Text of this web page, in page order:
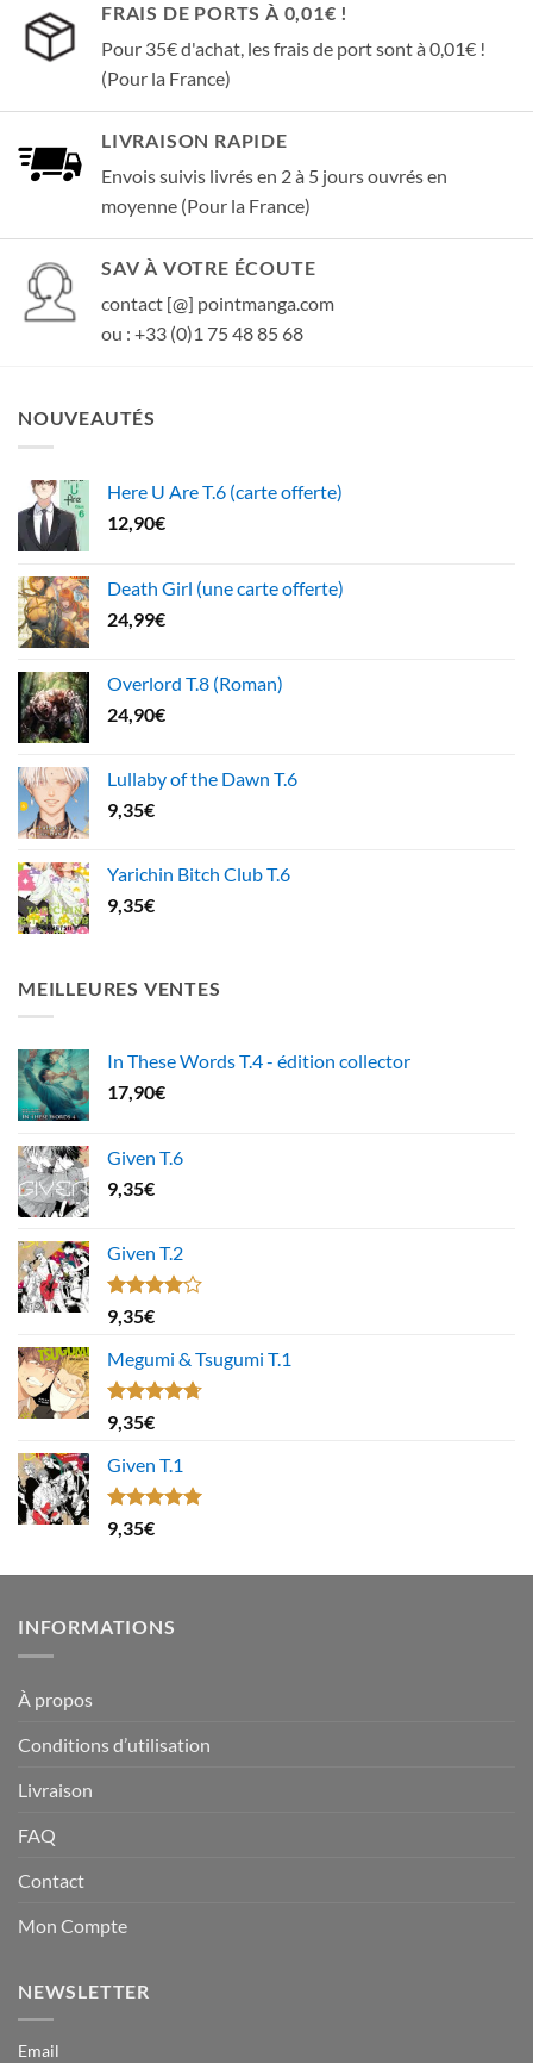
FRAIS DE PORTS À 0,01€ !
Pour 35€ d'achat, les frais de port sont à 0,01€ !
(Pour la France)
LIVRAISON RAPIDE
Envois suivis livrés en 2 à 5 jours ouvrés en
moyenne (Pour la France)
SAV À VOTRE ÉCOUTE
contact [@] pointmanga.com
ou : +33 (0)1 75 48 85 68
NOUVEAUTÉS
Here U Are T.6 (carte offerte)
12,90€
Death Girl (une carte offerte)
24,99€
Overlord T.8 (Roman)
24,90€
Lullaby of the Dawn T.6
9,35€
Yarichin Bitch Club T.6
9,35€
MEILLEURES VENTES
In These Words T.4 - édition collector
17,90€
Given T.6
9,35€
Given T.2
Note
4.00
5
9,35€
Megumi & Tsugumi T.1
Note4.67
sur 5
9,35€
Given T.1
Note5.00
sur 5
9,35€
INFORMATIONS
À propos
Conditions d’utilisation
Livraison
FAQ
Contact
Mon Compte
NEWSLETTER
Email